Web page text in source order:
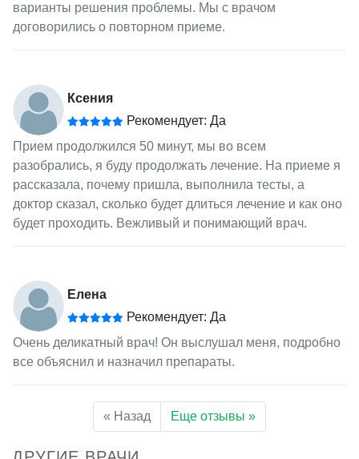
варианты решения проблемы. Мы с врачом
договорились о повторном приеме.
Ксения
Рекомендует: Да
Прием продолжился 50 минут, мы во всем
разобрались, я буду продолжать лечение. На приеме я
рассказала, почему пришла, выполнила тесты, а
доктор сказал, сколько будет длиться лечение и как оно
будет проходить. Вежливый и понимающий врач.
Елена
Рекомендует: Да
Очень деликатный врач! Он выслушал меня, подробно
все объяснил и назначил препараты.
« Назад Еще отзывы »